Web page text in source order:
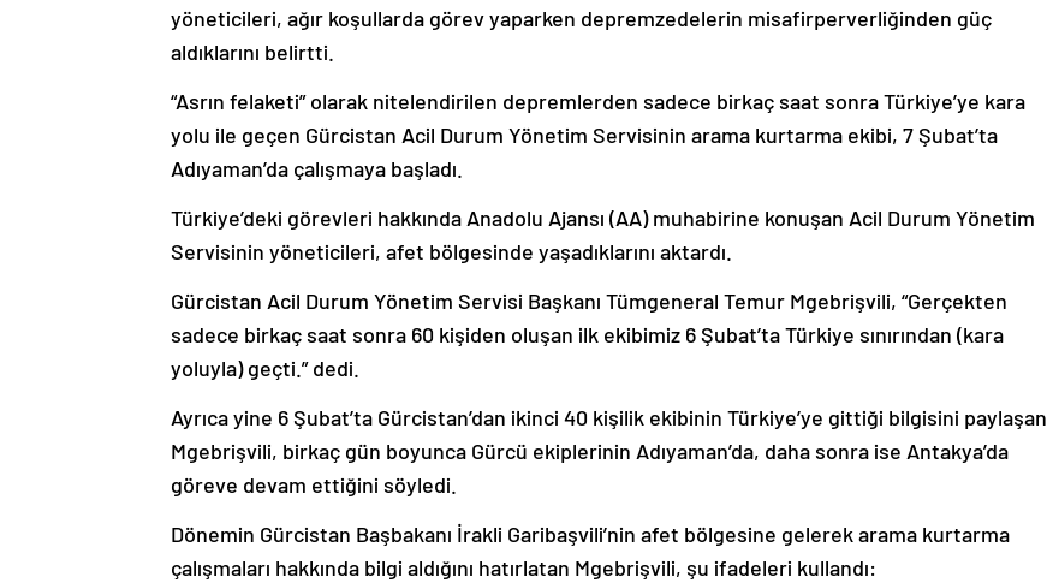
yöneticileri, ağır koşullarda görev yaparken depremzedelerin misafirperverliğinden güç
aldıklarını belirtti.
“Asrın felaketi” olarak nitelendirilen depremlerden sadece birkaç saat sonra Türkiye’ye kara
yolu ile geçen Gürcistan Acil Durum Yönetim Servisinin arama kurtarma ekibi, 7 Şubat’ta
Adıyaman’da çalışmaya başladı.
Türkiye’deki görevleri hakkında Anadolu Ajansı (AA) muhabirine konuşan Acil Durum Yönetim
Servisinin yöneticileri, afet bölgesinde yaşadıklarını aktardı.
Gürcistan Acil Durum Yönetim Servisi Başkanı Tümgeneral Temur Mgebrişvili, “Gerçekten
sadece birkaç saat sonra 60 kişiden oluşan ilk ekibimiz 6 Şubat’ta Türkiye sınırından (kara
yoluyla) geçti.” dedi.
Ayrıca yine 6 Şubat’ta Gürcistan’dan ikinci 40 kişilik ekibinin Türkiye’ye gittiği bilgisini paylaşan
Mgebrişvili, birkaç gün boyunca Gürcü ekiplerinin Adıyaman’da, daha sonra ise Antakya’da
göreve devam ettiğini söyledi.
Dönemin Gürcistan Başbakanı İrakli Garibaşvili’nin afet bölgesine gelerek arama kurtarma
çalışmaları hakkında bilgi aldığını hatırlatan Mgebrişvili, şu ifadeleri kullandı: